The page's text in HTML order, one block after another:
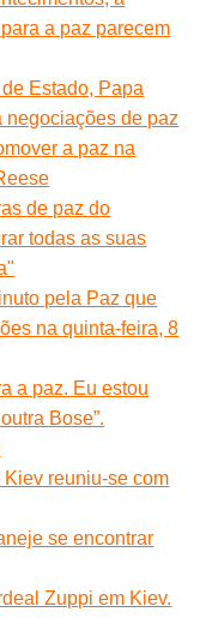
a paz parecem
Estado, Papa
negociações de paz
a paz na
de paz do
todas as suas
pela Paz que
na quinta-feira, 8
a paz. Eu estou
Bose”.
reuniu-se com
se encontrar
Zuppi em Kiev.